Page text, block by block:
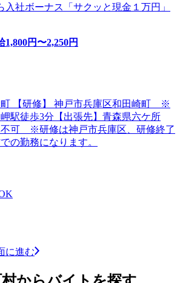
入社ボーナス「サクッと現金１万円」
1,800円〜2,250円
町 【研修】 神戸市兵庫区和田崎町 ※
駅徒歩3分【出張先】青森県六ケ所
可 ※研修は神戸市兵庫区、研修終了
の勤務になります。
に進む